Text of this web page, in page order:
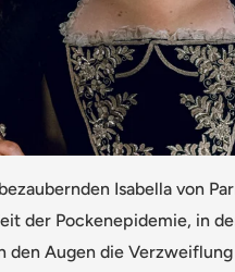
Isabella von
der Pockenepidemie, in
den Augen die